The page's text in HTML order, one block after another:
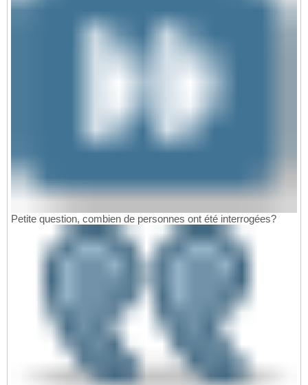
Petite question, combien de personnes ont été interrogées?